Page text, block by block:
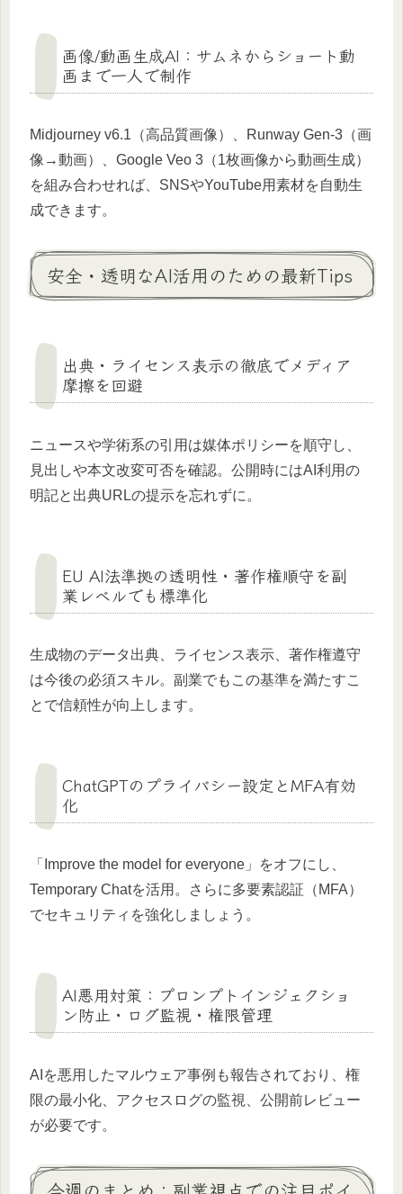
画像/動画生成AI：サムネからショート動
画まで一人で制作
Midjourney v6.1（高品質画像）、Runway Gen-3（画
像→動画）、Google Veo 3（1枚画像から動画生成）
を組み合わせれば、SNSやYouTube用素材を自動生
成できます。
安全・透明なAI活用のための最新Tips
出典・ライセンス表示の徹底でメディア
摩擦を回避
ニュースや学術系の引用は媒体ポリシーを順守し、
見出しや本文改変可否を確認。公開時にはAI利用の
明記と出典URLの提示を忘れずに。
EU AI法準拠の透明性・著作権順守を副
業レベルでも標準化
生成物のデータ出典、ライセンス表示、著作権遵守
は今後の必須スキル。副業でもこの基準を満たすこ
とで信頼性が向上します。
ChatGPTのプライバシー設定とMFA有効
化
「Improve the model for everyone」をオフにし、
Temporary Chatを活用。さらに多要素認証（MFA）
でセキュリティを強化しましょう。
AI悪用対策：プロンプトインジェクショ
ン防止・ログ監視・権限管理
AIを悪用したマルウェア事例も報告されており、権
限の最小化、アクセスログの監視、公開前レビュー
が必要です。